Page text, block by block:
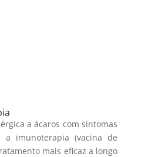
a ácaros com sintomas
a imunoterapia (vacina de
mais eficaz a longo